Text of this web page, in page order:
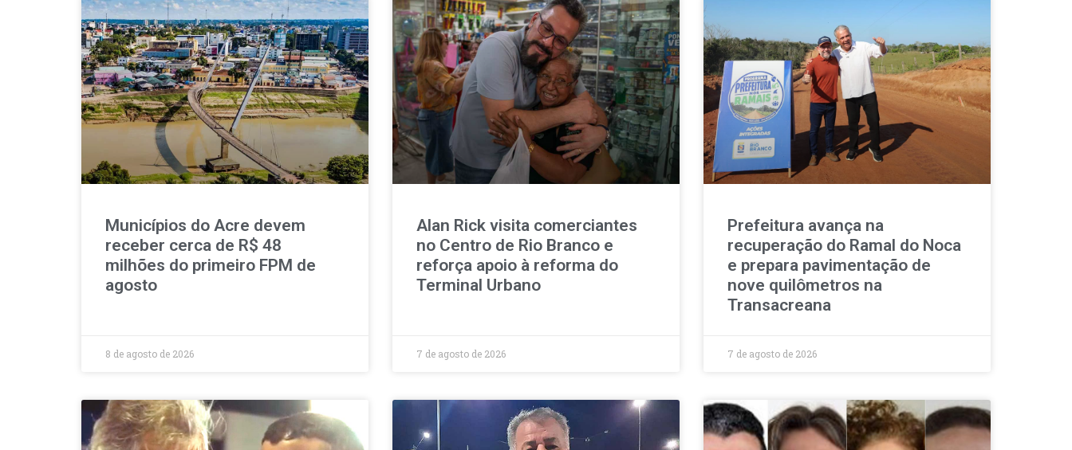
Municípios do Acre devem
receber cerca de R$ 48
milhões do primeiro FPM de
agosto
8 de agosto de 2026
Alan Rick visita comerciantes
no Centro de Rio Branco e
reforça apoio à reforma do
Terminal Urbano
7 de agosto de 2026
Prefeitura avança na
recuperação do Ramal do Noca
e prepara pavimentação de
nove quilômetros na
Transacreana
7 de agosto de 2026